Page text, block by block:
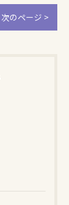
次のページ >